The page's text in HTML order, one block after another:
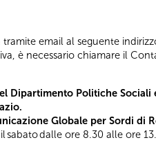
email al seguente
è necessario chiamare il
Dipartimento Politiche Sociali
Globale per Sordi di
sabato dalle ore 8.30 alle ore